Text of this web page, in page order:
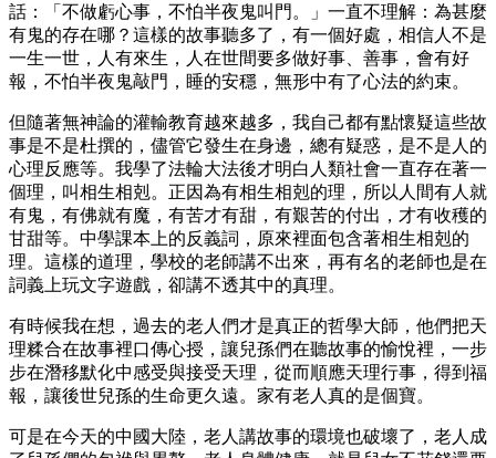
話：「不做虧心事，不怕半夜鬼叫門。」一直不理解：為甚麼
有鬼的存在哪？這樣的故事聽多了，有一個好處，相信人不是
一生一世，人有來生，人在世間要多做好事、善事，會有好
報，不怕半夜鬼敲門，睡的安穩，無形中有了心法的約束。
但隨著無神論的灌輸教育越來越多，我自己都有點懷疑這些故
事是不是杜撰的，儘管它發生在身邊，總有疑惑，是不是人的
心理反應等。我學了法輪大法後才明白人類社會一直存在著一
個理，叫相生相剋。正因為有相生相剋的理，所以人間有人就
有鬼，有佛就有魔，有苦才有甜，有艱苦的付出，才有收穫的
甘甜等。中學課本上的反義詞，原來裡面包含著相生相剋的
理。這樣的道理，學校的老師講不出來，再有名的老師也是在
詞義上玩文字遊戲，卻講不透其中的真理。
有時候我在想，過去的老人們才是真正的哲學大師，他們把天
理糅合在故事裡口傳心授，讓兒孫們在聽故事的愉悅裡，一步
步在潛移默化中感受與接受天理，從而順應天理行事，得到福
報，讓後世兒孫的生命更久遠。家有老人真的是個寶。
可是在今天的中國大陸，老人講故事的環境也破壞了，老人成